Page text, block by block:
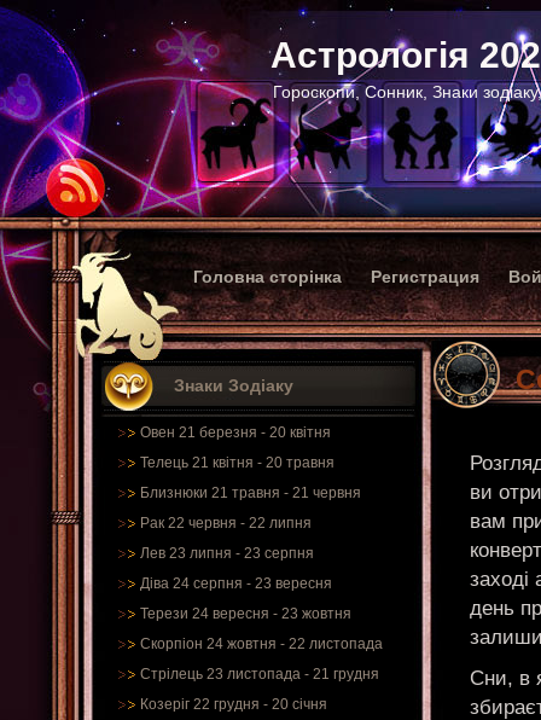
Астрологія
Гороскопи, Сонник, Знаки
Головна сторінка Регистрация
Знаки Зодіаку
Овен 21 березня - 20 квітня
Телець 21 квітня - 20 травня
Близнюки 21 травня - 21 червня
Рак 22 червня - 22 липня
Лев 23 липня - 23 серпня
Діва 24 серпня - 23 вересня
Терези 24 вересня - 23 жовтня
Скорпіон 24 жовтня - 22 листопада
Стрілець 23 листопада - 21 грудня
Козеріг 22 грудня - 20 січня
ви
вам
заході
день
Сни, в